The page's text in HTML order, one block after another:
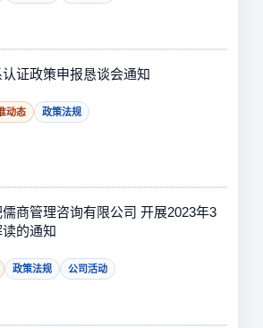
证政策申报恳谈会通知
动态 政策法规
商管理咨询有限公司 开展2023年3
的通知
政策法规 公司活动